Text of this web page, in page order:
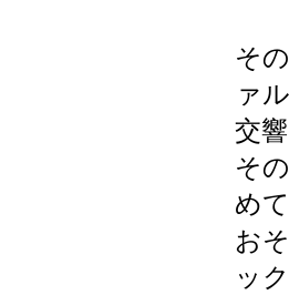
そ
ァ
交
そ
め
お
ッ